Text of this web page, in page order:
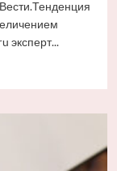
эксперт...